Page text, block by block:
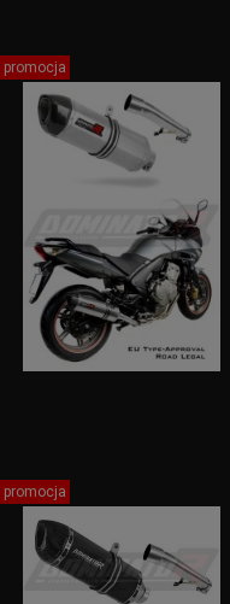
promocja
promocja